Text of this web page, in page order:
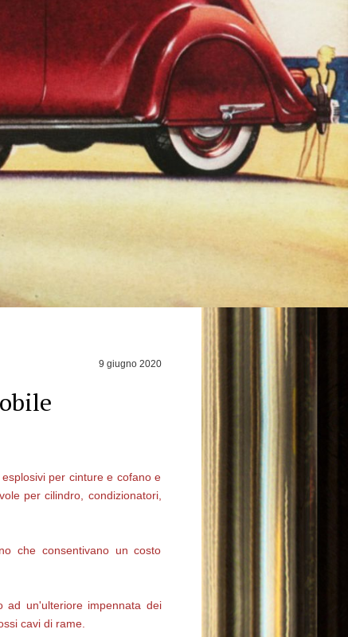
9 giugno 2020
per cinture e cofano e
per cilindro, condizionatori,
che consentivano un costo
ad un'ulteriore impennata dei
cavi di rame.